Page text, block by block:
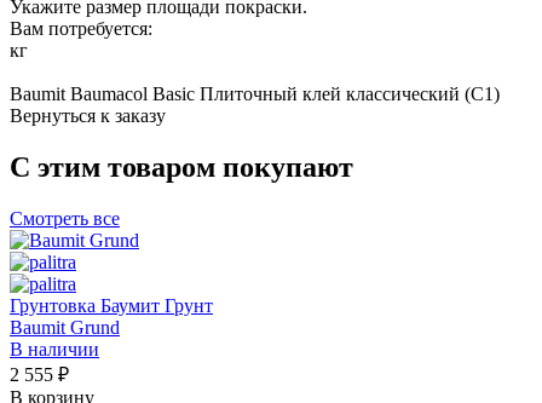
Укажите размер площади покраски.
Вам потребуется:
кг
Baumit Baumacol Basic Плиточный клей классический (С1)
Вернуться к заказу
С этим товаром покупают
Смотреть все
Грунтовка Баумит Грунт
Baumit Grund
В наличии
2 555 ₽
В корзину